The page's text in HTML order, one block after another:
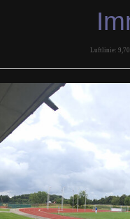
Luftlinie: 9,70